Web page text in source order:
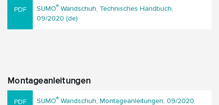
SUMO® Wandschuh, Technisches Handbuch,
09/2020 (de)
Montageanleitungen
SUMO® Wandschuh, Montageanleitungen, 09/2020